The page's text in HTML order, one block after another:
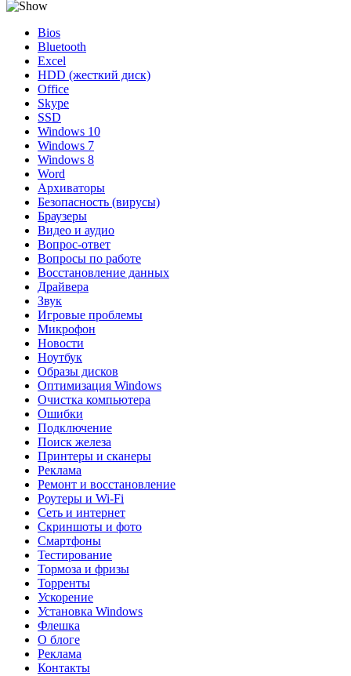
Bios
Bluetooth
Excel
HDD (жесткий диск)
Office
Skype
SSD
Windows 10
Windows 7
Windows 8
Word
Архиваторы
Безопасность (вирусы)
Браузеры
Видео и аудио
Вопрос-ответ
Вопросы по работе
Восстановление данных
Драйвера
Звук
Игровые проблемы
Микрофон
Новости
Ноутбук
Образы дисков
Оптимизация Windows
Очистка компьютера
Ошибки
Подключение
Поиск железа
Принтеры и сканеры
Реклама
Ремонт и восстановление
Роутеры и Wi-Fi
Сеть и интернет
Скриншоты и фото
Смартфоны
Тестирование
Тормоза и фризы
Торренты
Ускорение
Установка Windows
Флешка
О блоге
Реклама
Контакты